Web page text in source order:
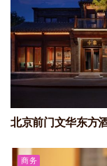
北京前门文华东方
商务